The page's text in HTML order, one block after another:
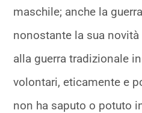
maschile; anche la
nonostante la sua
alla guerra tradizionale
volontari, eticamente e
non ha saputo o potuto